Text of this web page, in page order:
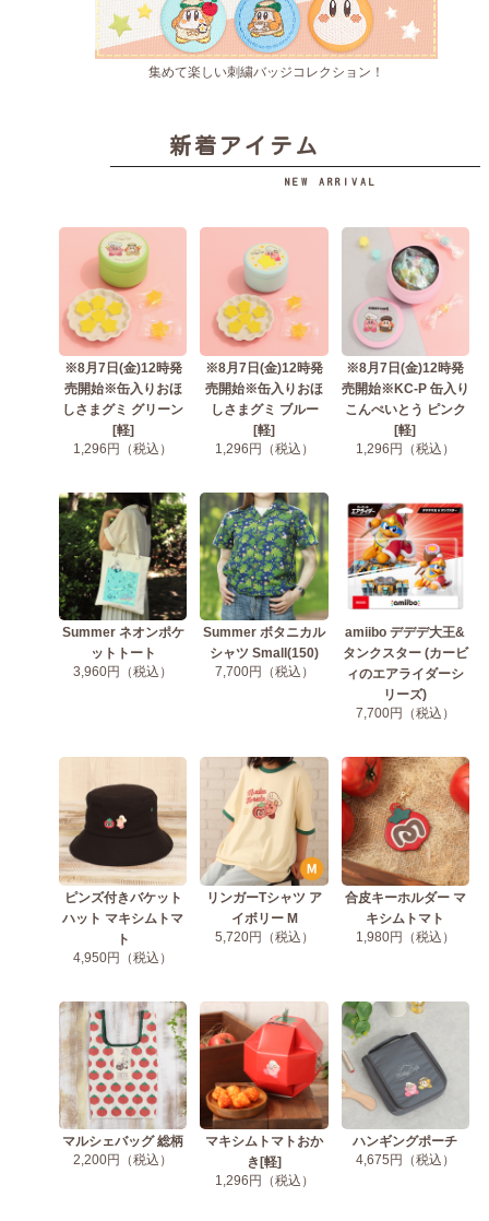
集めて楽しい刺繍バッジコレクション！
新着アイテム
NEW ARRIVAL
※8月7日(金)12時発
売開始※缶入りおほ
しさまグミ グリーン
[軽]
1,296円（税込）
※8月7日(金)12時発
売開始※缶入りおほ
しさまグミ ブルー
[軽]
1,296円（税込）
※8月7日(金)12時発
売開始※KC-P 缶入り
こんぺいとう ピンク
[軽]
1,296円（税込）
Summer ネオンポケ
ットトート
3,960円（税込）
Summer ボタニカル
シャツ Small(150)
7,700円（税込）
amiibo デデデ大王&
タンクスター (カービ
ィのエアライダーシ
リーズ)
7,700円（税込）
ピンズ付きバケット
ハット マキシムトマ
ト
4,950円（税込）
リンガーTシャツ ア
イボリー M
5,720円（税込）
合皮キーホルダー マ
キシムトマト
1,980円（税込）
マルシェバッグ 総柄
2,200円（税込）
マキシムトマトおか
き[軽]
1,296円（税込）
ハンギングポーチ
4,675円（税込）